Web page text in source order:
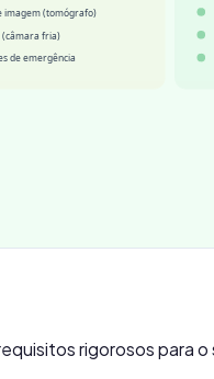
rigorosos para